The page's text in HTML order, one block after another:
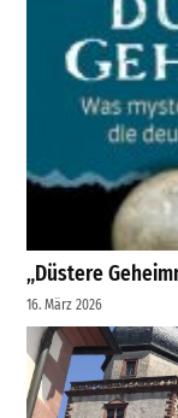
„Düstere
16. März 2026